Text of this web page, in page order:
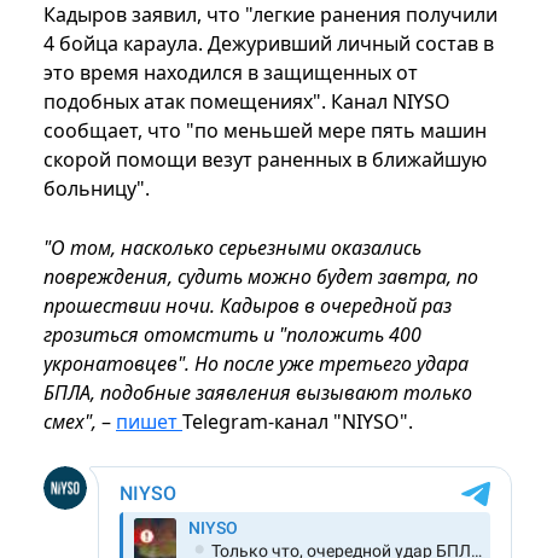
Кадыров заявил, что "легкие ранения получили
4 бойца караула. Дежуривший личный состав в
это время находился в защищенных от
подобных атак помещениях". Канал NIYSO
сообщает, что "по меньшей мере пять машин
скорой помощи везут раненных в ближайшую
больницу".
"О том, насколько серьезными оказались
повреждения, судить можно будет завтра, по
прошествии ночи. Кадыров в очередной раз
грозиться отомстить и "положить 400
укронатовцев". Но после уже третьего удара
БПЛА, подобные заявления вызывают только
смех", – пишетTelegram-канал "NIYSO".